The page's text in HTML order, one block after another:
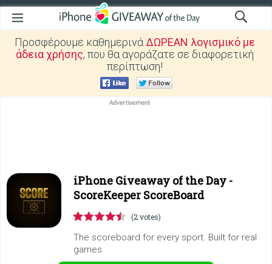
Προσφέρουμε καθημερινά ΔΩΡΕΑΝ λογισμικό με
άδεια χρήσης, που θα αγοράζατε σε διαφορετική
περίπτωση!
iPhone Giveaway of the Day -
ScoreKeeper ScoreBoard
(2 votes)
The scoreboard for every sport. Built for real
games.